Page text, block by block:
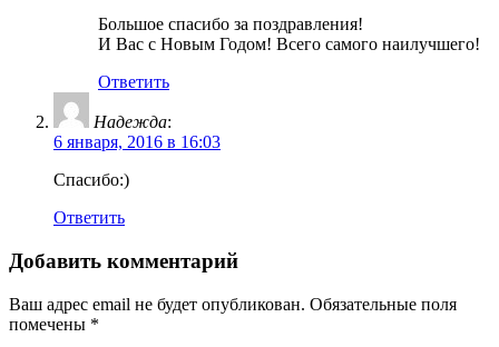
Большое спасибо за поздравления!
И Вас с Новым Годом! Всего самого наилучшего!
Ответить
Надежда:
6 января, 2016 в 16:03
Спасибо:)
Ответить
Добавить комментарий
Ваш адрес email не будет опубликован. Обязательные поля
помечены *